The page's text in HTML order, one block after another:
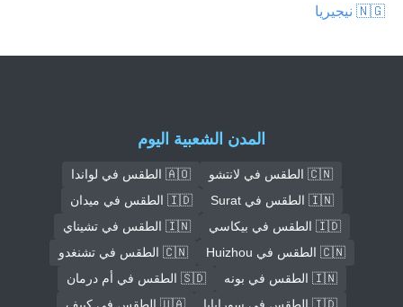
🇳🇬 نيجيريا
المدن الشعبية اليوم
🇨🇳 الطقس في لانتشو
🇦🇴 الطقس في لواندا
🇮🇳 الطقس في Surat
🇮🇩 الطقس في ميدان
🇮🇩 الطقس في بيكاسي
🇮🇳 الطقس في تشيناي
🇨🇳 الطقس في Huizhou
🇨🇳 الطقس في تشنغدو
🇮🇳 الطقس في بونه
🇸🇩 الطقس في أم درمان
🇮🇩 الطقس في سورابايا
🇺🇦 الطقس في كييف